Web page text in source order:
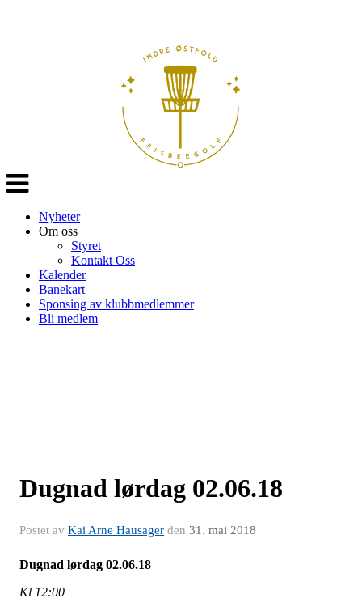
Veksle
navigasjon
Nyheter
Om oss
Styret
Kontakt Oss
Kalender
Banekart
Sponsing av klubbmedlemmer
Bli medlem
Dugnad lørdag 02.06.18
Postet av Kai Arne Hausager den 31. mai 2018
Dugnad lørdag 02.06.18
Kl 12:00